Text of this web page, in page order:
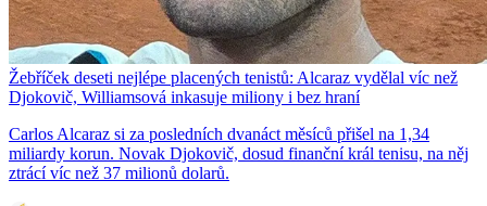
Žebříček deseti nejlépe placených tenistů: Alcaraz vydělal víc než
Djokovič, Williamsová inkasuje miliony i bez hraní
Carlos Alcaraz si za posledních dvanáct měsíců přišel na 1,34
miliardy korun. Novak Djokovič, dosud finanční král tenisu, na něj
ztrácí víc než 37 milionů dolarů.